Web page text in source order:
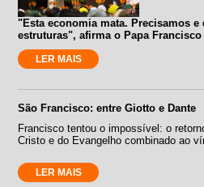
"Esta economia mata. Precisamos
estruturas", afirma o Papa Francisco
LER MAIS
São Francisco: entre Giotto e Dante
Francisco tentou o impossível: o
Cristo e do Evangelho combinado ao
LER MAIS